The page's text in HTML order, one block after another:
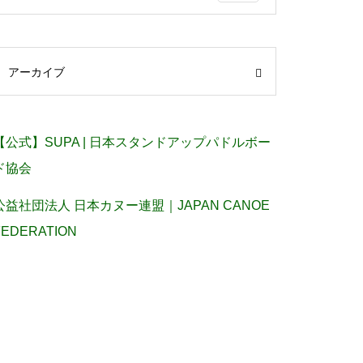
アーカイブ
【公式】SUPA | 日本スタンドアップパドルボー
協会
益社団法人 日本カヌー連盟｜JAPAN CANOE